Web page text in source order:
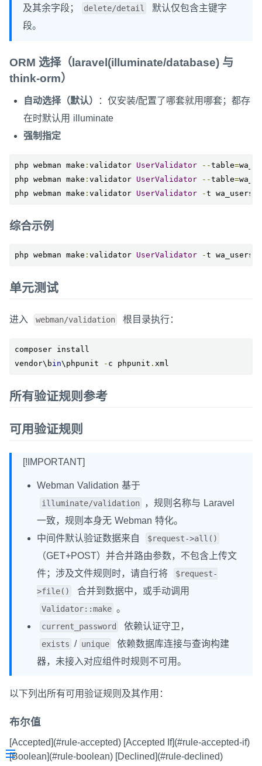
及其余字段；
delete/detail
默认仅包含主键字
段。
ORM 选择（laravel(illuminate/database) 与
think-orm）
自动选择（默认）
：仅安装/配置了哪套就用哪套；都存
在时默认用 illuminate
强制指定
php webman make : validator UserValidator --table=
php webman make : validator UserValidator --table=
php webman make : validator UserValidator -t wa_users
综合示例
php webman make : validator UserValidator -t wa_users
单元测试
进入 webman/validation 根目录执行：
composer install
vendor\bin\phpunit - c phpunit . xml
所有验证规则参考
可用验证规则
[!IMPORTANT]
Webman Validation 基于
illuminate/validation
，规则名称与 Laravel
一致，规则本身无 Webman 特化。
中间件默认验证数据来自
$request->all()
（GET+POST）并合并路由参数，不包含上传文
件；涉及文件规则时，请自行将
$request-
>file()
合并到数据中，或手动调用
Validator::make 。
current_password 依赖认证守卫，
exists / unique
依赖数据库连接与查询构建
器，未接入对应组件时规则不可用。
以下列出所有可用验证规则及其作用：
布尔值
[Accepted](#rule-accepted) [Accepted If](#rule-accepted-if)
[Boolean](#rule-boolean) [Declined](#rule-declined)